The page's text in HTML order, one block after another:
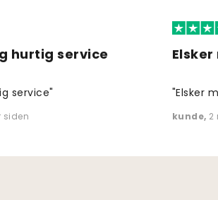
hurtig service
service"
siden
"Elsker
kunde, 2